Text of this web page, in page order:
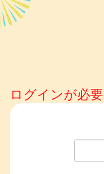
ログインが必